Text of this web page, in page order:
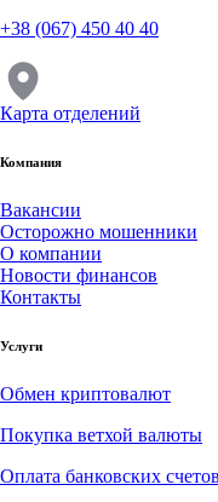
+38 (067) 450 40 40
Карта отделений
Компания
Вакансии
Осторожно мошенники
О компании
Новости финансов
Контакты
Услуги
Обмен криптовалют
Покупка ветхой валюты
Оплата банковских